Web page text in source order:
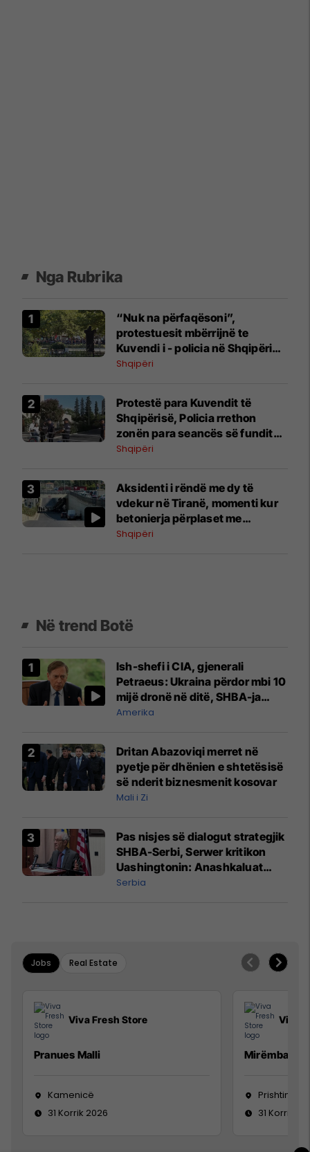
Nga Rubrika
“Nuk na përfaqësoni”,
protestuesit mbërrijnë te
Kuvendi i - policia në Shqipëri
‘blindon’ zonën
Shqipëri
Protestë para Kuvendit të
Shqipërisë, Policia rrethon
zonën para seancës së fundit
parlamentare
Shqipëri
Aksidenti i rëndë me dy të
vdekur në Tiranë, momenti kur
betonierja përplaset me
barrierat dhe bie poshtë
Shqipëri
Në trend Botë
Ish-shefi i CIA, gjenerali
Petraeus: Ukraina përdor mbi 10
mijë dronë në ditë, SHBA-ja
mbetet shumë prapa në
Amerika
Dritan Abazoviqi merret në
pyetje për dhënien e shtetësisë
së nderit biznesmenit kosovar
Mali i Zi
Pas nisjes së dialogut strategjik
SHBA-Serbi, Serwer kritikon
Uashingtonin: Anashkaluat
Banjskën, sulmin ndaj KFOR-it
Serbia
Jobs Real Estate
Viva Fresh Store
Pranues Malli
Kamenicë
31 Korrik 2026
Viva
Prishtinë
31 Korrik